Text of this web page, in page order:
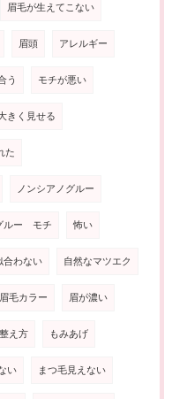
眉毛が生えてこない
眉頭 アレルギー
う モチが悪い
きく見せる
た
ノンシアノグルー
ルー モチ 怖い
合わない 自然なマツエク
眉毛カラー 眉が濃い
整え方 もみあげ
い まつ毛見えない